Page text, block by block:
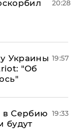
20:28
Украины
"Об
19:57
в Сербию
будут
19:33